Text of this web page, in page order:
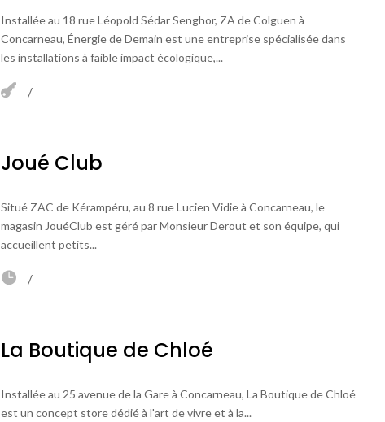
Installée au 18 rue Léopold Sédar Senghor, ZA de Colguen à
Concarneau, Énergie de Demain est une entreprise spécialisée dans
les installations à faible impact écologique,...
Joué Club
Situé ZAC de Kérampéru, au 8 rue Lucien Vidie à Concarneau, le
magasin JouéClub est géré par Monsieur Derout et son équipe, qui
accueillent petits...
La Boutique de Chloé
Installée au 25 avenue de la Gare à Concarneau, La Boutique de Chloé
est un concept store dédié à l'art de vivre et à la...